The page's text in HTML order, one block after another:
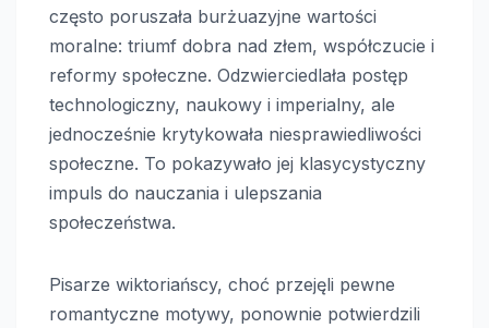
często poruszała burżuazyjne wartości
moralne: triumf dobra nad złem, współczucie i
reformy społeczne. Odzwierciedlała postęp
technologiczny, naukowy i imperialny, ale
jednocześnie krytykowała niesprawiedliwości
społeczne. To pokazywało jej klasycystyczny
impuls do nauczania i ulepszania
społeczeństwa.
Pisarze wiktoriańscy, choć przejęli pewne
romantyczne motywy, ponownie potwierdzili